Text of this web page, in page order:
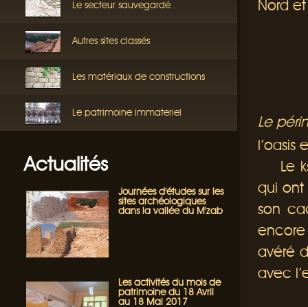
Le secteur sauvegardé
Autres sites classés
Les matériaux de constructions
Le patrimoine immateriel
Actualités
Journées d'études sur les
sites archéologiques
dans la vallée du M'zab
Les activités du mois de
patrimoine du 18 Avril
au 18 Mai 2017
Nord
Le
l’oasis
Le
qui ont
son
avéré
avec